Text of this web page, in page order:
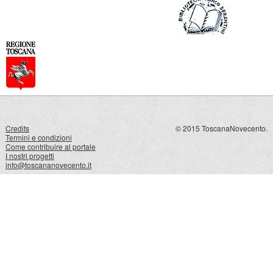
Credits
Termini e condizioni
Come contribuire al portale
I nostri progetti
info@toscananovecento.it
© 2015 ToscanaNovecento.